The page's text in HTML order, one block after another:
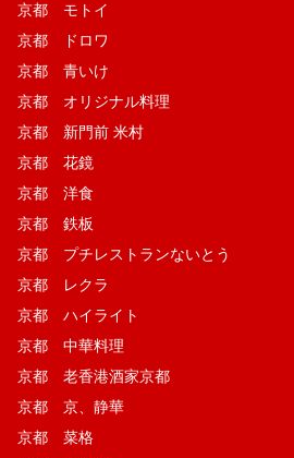
京都 モトイ
京都 ドロワ
京都 青いけ
京都 オリジナル料理
京都 新門前 米村
京都 花鏡
京都 洋食
京都 鉄板
京都 プチレストランないとう
京都 レクラ
京都 ハイライト
京都 中華料理
京都 老香港酒家京都
京都 京、静華
京都 菜格